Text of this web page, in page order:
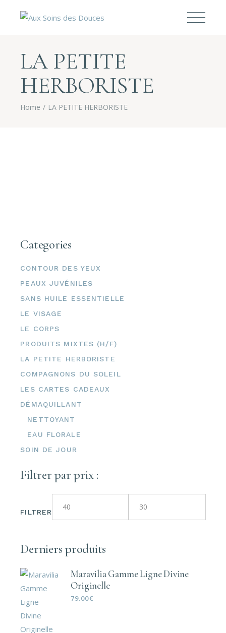
LA PETITE
HERBORISTE
Home LA PETITE HERBORISTE
Categories
CONTOUR DES YEUX
PEAUX JUVÉNILES
SANS HUILE ESSENTIELLE
LE VISAGE
LE CORPS
PRODUITS MIXTES (H/F)
LA PETITE HERBORISTE
COMPAGNONS DU SOLEIL
LES CARTES CADEAUX
DÉMAQUILLANT
NETTOYANT
EAU FLORALE
SOIN DE JOUR
Filtrer par prix :
min
max
FILTRER
Derniers produits
Maravilia Gamme Ligne Divine
Originelle
79.00€